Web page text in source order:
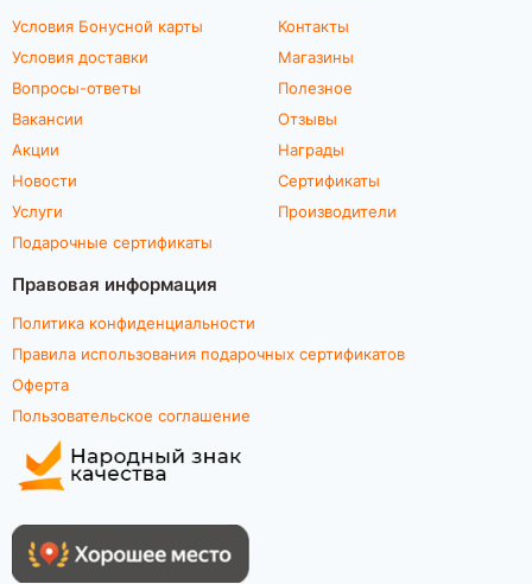
Условия Бонусной карты
Условия доставки
Вопросы-ответы
Вакансии
Акции
Новости
Услуги
Подарочные сертификаты
Контакты
Магазины
Полезное
Отзывы
Награды
Сертификаты
Производители
Правовая информация
Политика конфиденциальности
Правила использования подарочных сертификатов
Оферта
Пользовательское соглашение